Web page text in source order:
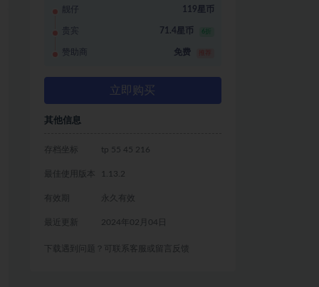
靓仔 119星币
贵宾 71.4星币 6折
赞助商 免费
立即购买
其他信息
存档坐标 tp 55 45 216
最佳使用版本 1.13.2
有效期 永久有效
最近更新 2024年02月04日
下载遇到问题？可联系客服或留言反馈